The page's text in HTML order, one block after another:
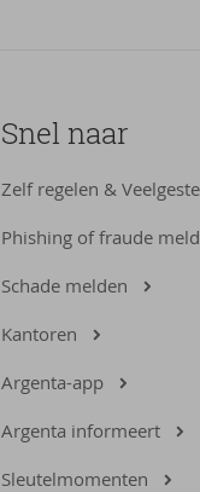
Snel naar
Zelf regelen &
Phishing of fraude
Schade melden
Kantoren
Argenta-app
Argenta informeert
Sleutelmomenten